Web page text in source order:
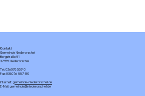
Kontakt
Gemeinde Niederorschel
Bergstraße 51
37355 Niederorschel
Tel: 036076 557-0
Fax: 036076 557-80
Internet:gemeinde-niederorschel.de
E-Mail: gemeinde@niederorschel.de